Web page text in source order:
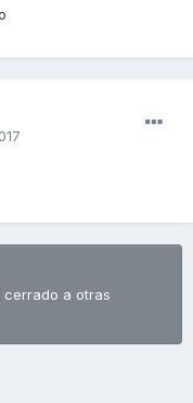
cerrado a otras